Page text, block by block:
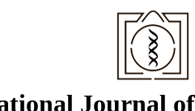
Journal